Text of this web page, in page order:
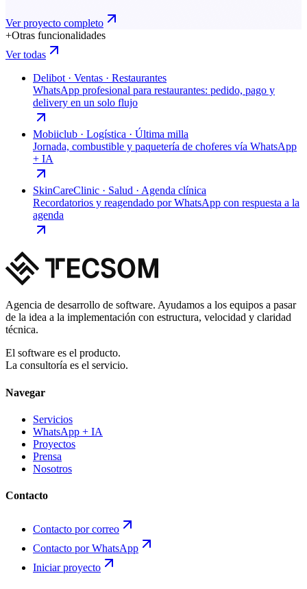
Ver proyecto completo
+Otras funcionalidades
Ver todas
Delibot · Ventas · Restaurantes
WhatsApp profesional para restaurantes: pedido, pago y
delivery en un solo flujo
Mobiiclub · Logística · Última milla
Jornada, combustible y paquetería de choferes vía WhatsApp
+ IA
SkinCareClinic · Salud · Agenda clínica
Recordatorios y reagendado por WhatsApp con respuesta a la
agenda
Agencia de desarrollo de software. Ayudamos a los equipos a pasar
de la idea a la implementación con estructura, velocidad y claridad
técnica.
El software es el producto.
La consultoría es el servicio.
Navegar
Servicios
WhatsApp + IA
Proyectos
Prensa
Nosotros
Contacto
Contacto por correo
Contacto por WhatsApp
Iniciar proyecto